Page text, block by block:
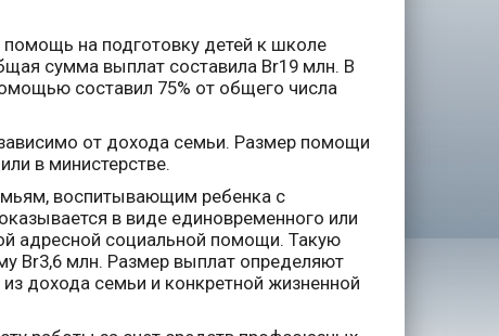
на подготовку детей к школе
сумма выплат составила Br19 млн. В
составил 75% от общего числа
от дохода семьи. Размер помощи
в министерстве.
воспитывающим ребенка с
в виде единовременного или
адресной социальной помощи. Такую
Br3,6 млн. Размер выплат определяют
дохода семьи и конкретной жизненной